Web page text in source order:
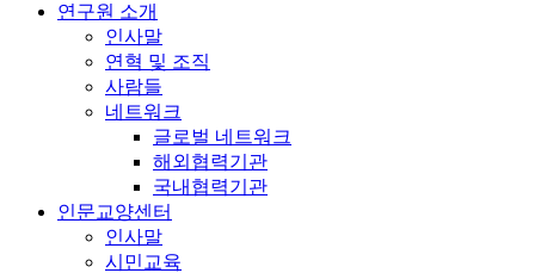
연구원 소개
인사말
연혁 및 조직
사람들
네트워크
글로벌 네트워크
해외협력기관
국내협력기관
인문교양센터
인사말
시민교육